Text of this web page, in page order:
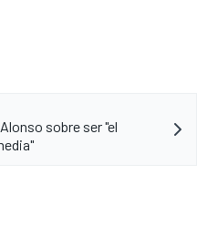
sobre ser "el